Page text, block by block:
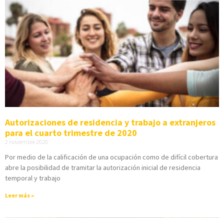
Autorizaciones de residencia y trabajo a extranjeros
para el cuarto trimestre de 2020
2 noviembre 2020
Por medio de la calificación de una ocupación como de difícil cobertura
abre la posibilidad de tramitar la autorización inicial de residencia
temporal y trabajo
Leer más »